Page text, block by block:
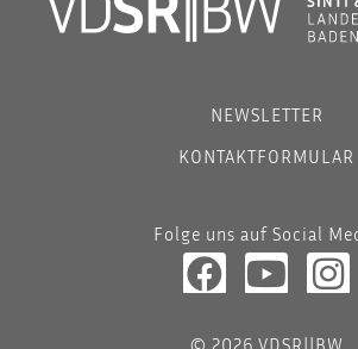
NEWSLETTER
KONTAKTFORMULAR
Folge uns auf Social
© 2026 VDSR||BW